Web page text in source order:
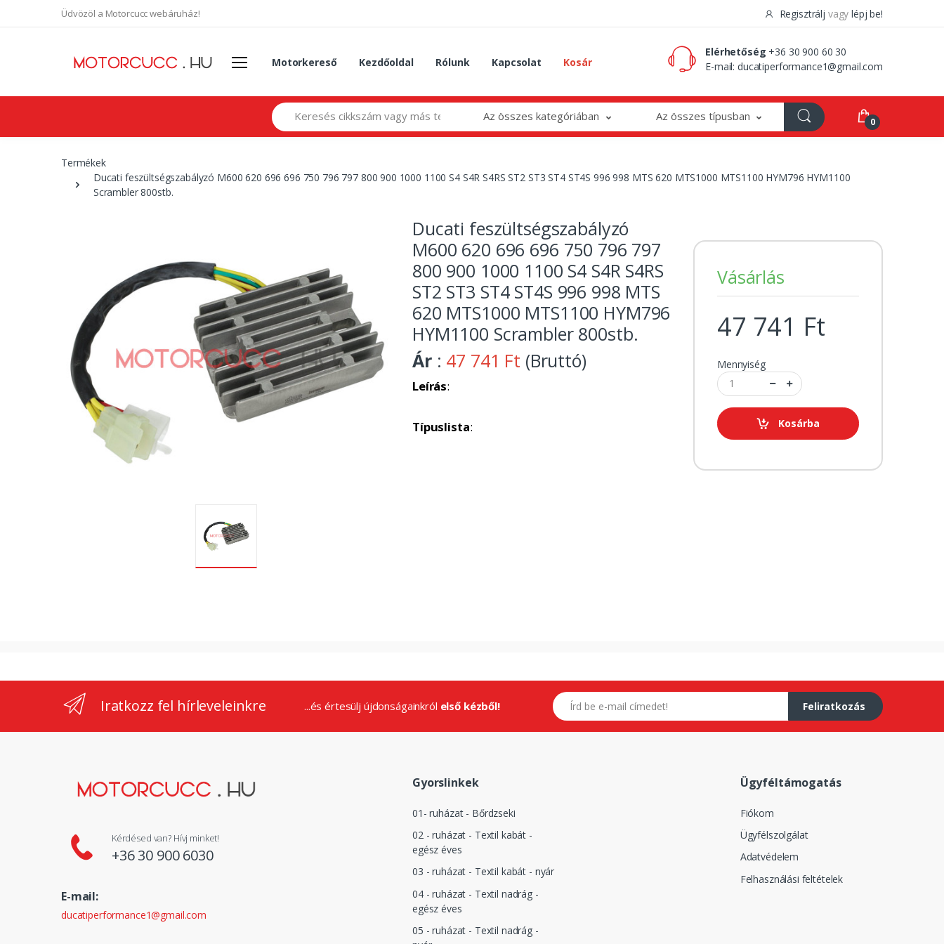
Üdvözöl a Motorcucc webáruház! Regisztrálj vagy lépj be!
Motorkereső Kezdőoldal Rólunk Kapcsolat Kosár
Elérhetőség +36 30 900 60 30
E-mail:ducatiperformance1@gmail.com
Search Az összes kategóriában Az összes típusban 0
Termékek
Ducati feszültségszabályzó M600 620 696 696 750 796 797 800 900 1000 1100 S4 S4R S4RS ST2 ST3 ST4 ST4S 996 998 MTS 620 MTS1000 MTS1100 HYM796 HYM1100
Scrambler 800stb.
Ducati feszültségszabályzó
M600 620 696 696 750 796 797
800 900 1000 1100 S4 S4R S4RS
ST2 ST3 ST4 ST4S 996 998 MTS
620 MTS1000 MTS1100 HYM796
HYM1100 Scrambler 800stb.
Ár : 47 741 Ft (Bruttó)
Leírás:
Típuslista:
Vásárlás
47 741 Ft
Mennyiség
Kosárba
Iratkozz fel hírleveleinkre ...és értesülj újdonságainkról első kézből!
E-mail címed
Feliratkozás
Kérdésed van? Hívj minket!
+36 30 900 6030
E-mail:
ducatiperformance1@gmail.com
Gyorslinkek
01- ruházat - Bőrdzseki
02 - ruházat - Textil kabát -
egész éves
03 - ruházat - Textil kabát - nyár
04 - ruházat - Textil nadrág -
egész éves
05 - ruházat - Textil nadrág -
Ügyféltámogatás
Fiókom
Ügyfélszolgálat
Adatvédelem
Felhasználási feltételek